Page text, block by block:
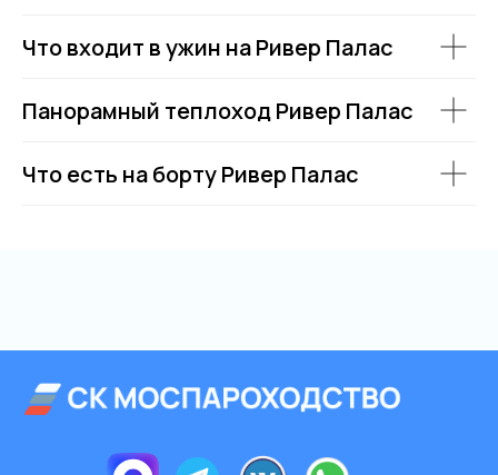
Что входит в ужин на Ривер Палас
Панорамный теплоход Ривер Палас
Что есть на борту Ривер Палас